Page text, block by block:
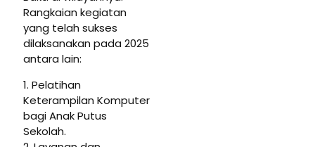
Rangkaian kegiatan
yang telah sukses
dilaksanakan pada 2025
antara lain:
1. Pelatihan
Keterampilan Komputer
bagi Anak Putus
Sekolah.